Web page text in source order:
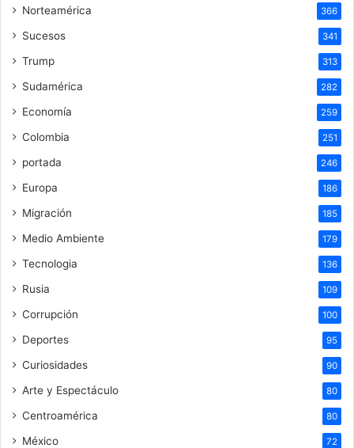
Norteamérica 366
Sucesos 341
Trump 313
Sudamérica 282
Economía 259
Colombia 251
portada 246
Europa 186
Migración 185
Medio Ambiente 179
Tecnologia 136
Rusia 109
Corrupción 100
Deportes 95
Curiosidades 90
Arte y Espectáculo 80
Centroamérica 80
México 72